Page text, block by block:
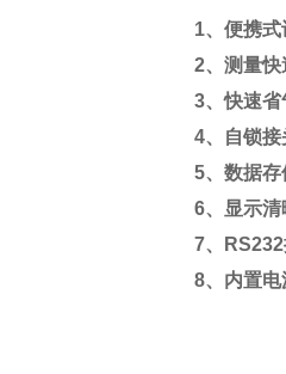
1、便携
2、测量
3、快速
4、自锁
5、数据
6、显示
7、
8、内置